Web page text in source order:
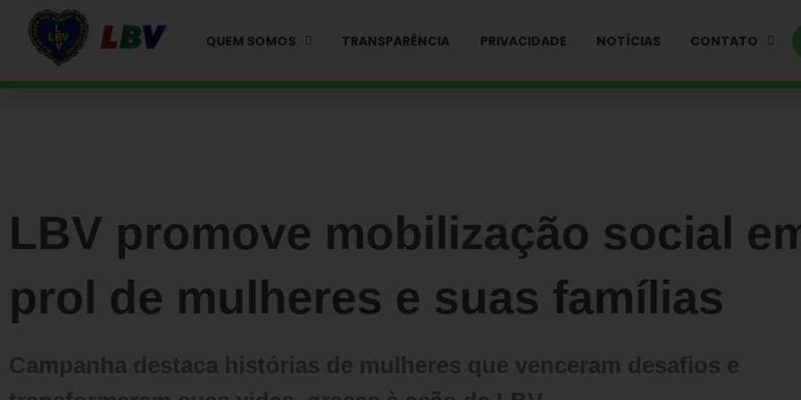
QUEM SOMOS TRANSPARÊNCIA PRIVACIDADE NOTÍCIAS CONTATO
LBV promove mobilização social
prol de mulheres e suas famílias
Campanha destaca histórias de mulheres que venceram desafios e